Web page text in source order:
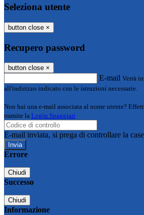
Seleziona utente
button close ×
Recupero password
button close ×
E-mail Verrà
all'indirizzo indicato con le istruzioni necessarie.
Non hai una e-mail associata al nome utente?
tramite la Login Spaggiari
E-mail inviata, si prega di controllare la
Errore
Chiudi
Successo
Chiudi
Informazione